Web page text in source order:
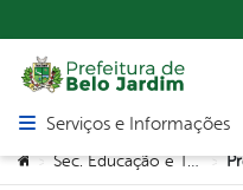
Abrir menu principal de
Serviços e Informações
Você está aqui:
> Sec. Educação e Tecnologia >